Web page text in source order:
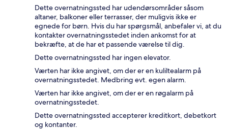
Dette overnatningssted har udendørsområder såsom
altaner, balkoner eller terrasser, der muligvis ikke er
egnede for børn. Hvis du har spørgsmål, anbefaler vi, at du
kontakter overnatningsstedet inden ankomst for at
bekræfte, at de har et passende værelse til dig.
Dette overnatningssted har ingen elevator.
Værten har ikke angivet, om der er en kuliltealarm på
overnatningsstedet. Medbring evt. egen alarm.
Værten har ikke angivet, om der er en røgalarm på
overnatningsstedet.
Dette overnatningssted accepterer kreditkort, debetkort
og kontanter.